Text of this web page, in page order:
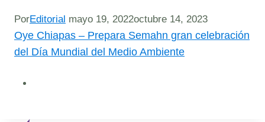
PorEditorial mayo 19, 2022octubre 14, 2023
Oye Chiapas – Prepara Semahn gran celebración
del Día Mundial del Medio Ambiente